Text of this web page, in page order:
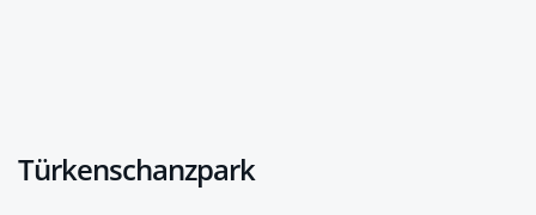
Türkenschanzpark